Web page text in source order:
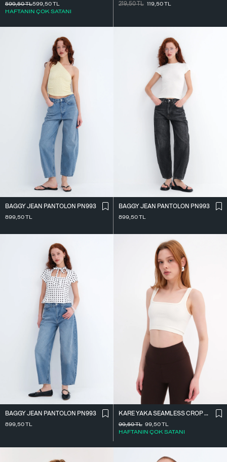
599,50TL
HAFTANIN ÇOK SATANI
599,50TL
219,50TL 119,50TL
BAGGY JEAN PANTOLON PN993
899,50TL
BAGGY JEAN PANTOLON PN993
899,50TL
BAGGY JEAN PANTOLON PN993
899,50TL
KARE YAKA SEAMLESS CROP ATLET A0187-L5
99,50TL
HAFTANIN ÇOK SATANI
99,50TL